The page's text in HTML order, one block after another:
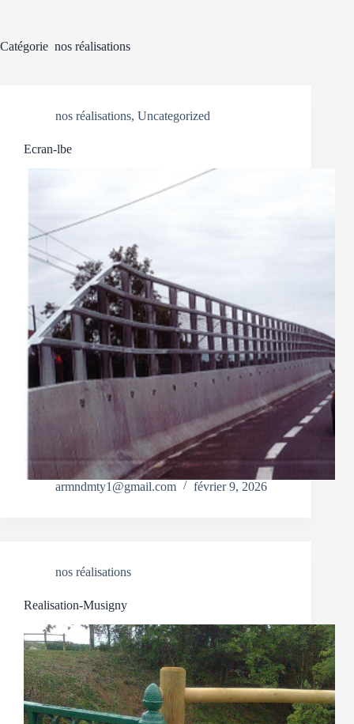
Catégorie nos réalisations
nos réalisations, Uncategorized
Ecran-lbe
armndmty1@gmail.com février 9, 2026
nos réalisations
Realisation-Musigny